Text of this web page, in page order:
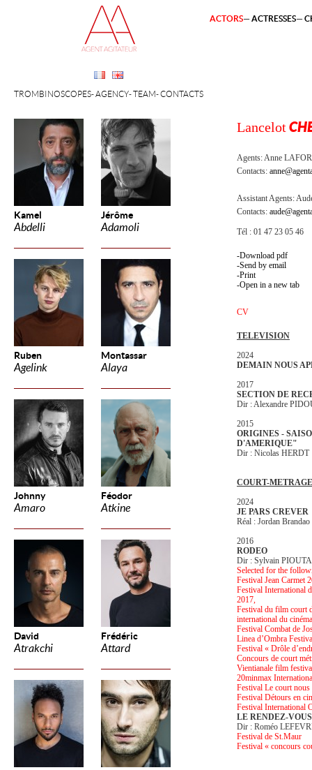
Kamel
Abdelli
Jérôme
Adamoli
Ruben
Agelink
Montassar
Alaya
Johnny
Amaro
Féodor
Atkine
David
Atrakchi
Frédéric
Attard
TROMBINOSCOPES AGENCY TEAM CONTACTS
ACTORS ACTRESSES
Lancelot
Agents:Anne
Contacts:
Assistant Agents:
Contacts:
Tél : 01 47 23 05 46
Download pdf
Send by email
Print
Open in a new tab
CV
TELEVISION
2024
DEMAIN NOUS
2017
SECTION DE
Dir : Alexandre
2015
ORIGINES -
D'AMERIQUE"
Dir : Nicolas HERDT
COURT-METRAGE
2024
JE PARS CREVER
Réal : Jordan
2016
RODEO
Dir : Sylvain
Selected for the
Festival Jean Carmet
Festival International
2017,
Festival du film court
international du
Festival Combat de
Linea d’Ombra
Festival « Drôle
Concours de court
Vientianale film
20minmax
Festival Le court
Festival Détours en
Festival International
LE RENDEZ-VOUS
Dir : Roméo
Festival de St.Maur
Festival « concours